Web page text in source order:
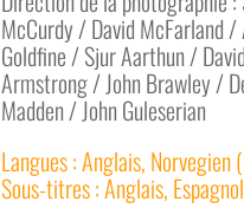
McCurdy / David McFarland /
Goldfine / Sjur Aarthun /
Armstrong / John Brawley /
Madden / John Guleserian
Langues : Anglais, Norvegien
Sous-titres : Anglais,